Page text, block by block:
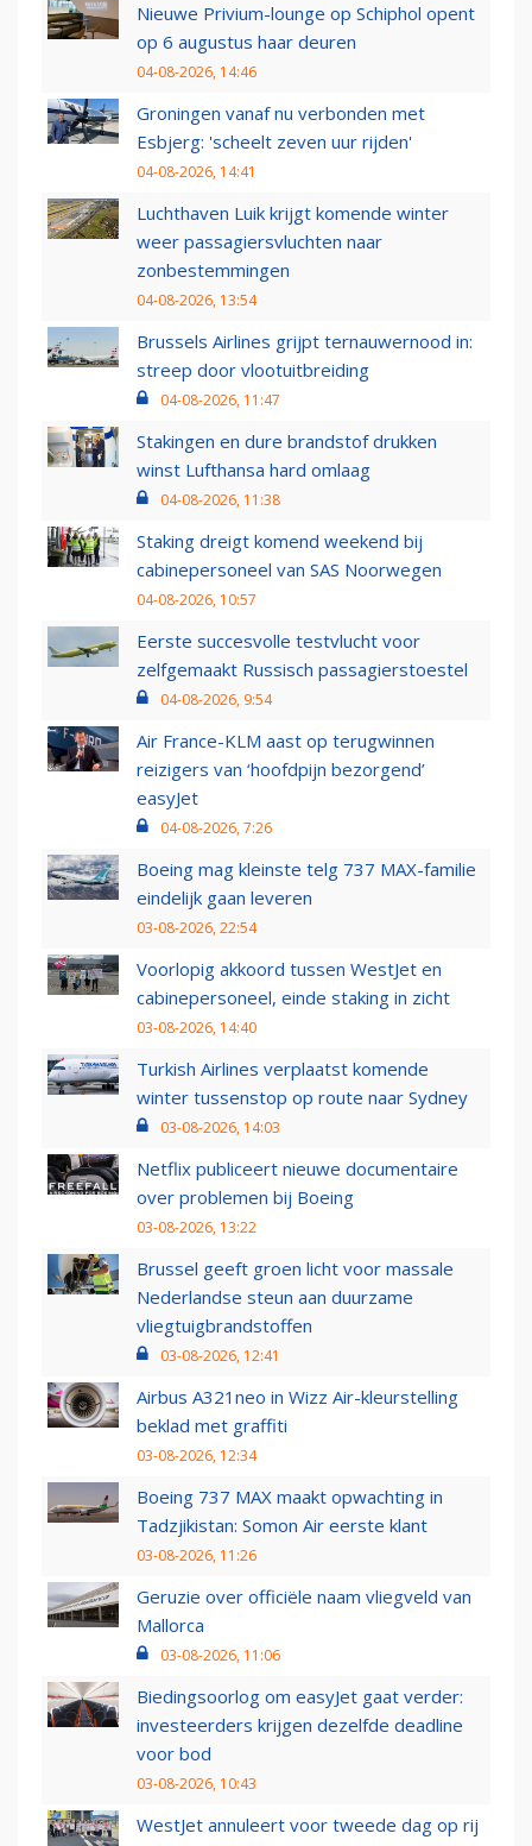
Nieuwe Privium-lounge op Schiphol opent
op 6 augustus haar deuren
04-08-2026, 14:46
Groningen vanaf nu verbonden met
Esbjerg: 'scheelt zeven uur rijden'
04-08-2026, 14:41
Luchthaven Luik krijgt komende winter
weer passagiersvluchten naar
zonbestemmingen
04-08-2026, 13:54
Brussels Airlines grijpt ternauwernood in:
streep door vlootuitbreiding
04-08-2026, 11:47
Stakingen en dure brandstof drukken
winst Lufthansa hard omlaag
04-08-2026, 11:38
Staking dreigt komend weekend bij
cabinepersoneel van SAS Noorwegen
04-08-2026, 10:57
Eerste succesvolle testvlucht voor
zelfgemaakt Russisch passagierstoestel
04-08-2026, 9:54
Air France-KLM aast op terugwinnen
reizigers van ‘hoofdpijn bezorgend’
easyJet
04-08-2026, 7:26
Boeing mag kleinste telg 737 MAX-familie
eindelijk gaan leveren
03-08-2026, 22:54
Voorlopig akkoord tussen WestJet en
cabinepersoneel, einde staking in zicht
03-08-2026, 14:40
Turkish Airlines verplaatst komende
winter tussenstop op route naar Sydney
03-08-2026, 14:03
Netflix publiceert nieuwe documentaire
over problemen bij Boeing
03-08-2026, 13:22
Brussel geeft groen licht voor massale
Nederlandse steun aan duurzame
vliegtuigbrandstoffen
03-08-2026, 12:41
Airbus A321neo in Wizz Air-kleurstelling
beklad met graffiti
03-08-2026, 12:34
Boeing 737 MAX maakt opwachting in
Tadzjikistan: Somon Air eerste klant
03-08-2026, 11:26
Geruzie over officiële naam vliegveld van
Mallorca
03-08-2026, 11:06
Biedingsoorlog om easyJet gaat verder:
investeerders krijgen dezelfde deadline
voor bod
03-08-2026, 10:43
WestJet annuleert voor tweede dag op rij